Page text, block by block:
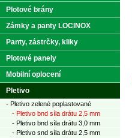
Plotové brány
Zámky a panty LOCINOX
Panty, zástrčky, kliky
Plotové panely
Mobilní oplocení
Pletivo
- Pletivo zelené poplastované
- Pletivo bnd síla drátu 2,5 mm
- Pletivo bnd síla drátu 3,0 mm
- Pletivo snd síla drátu 2,5 mm